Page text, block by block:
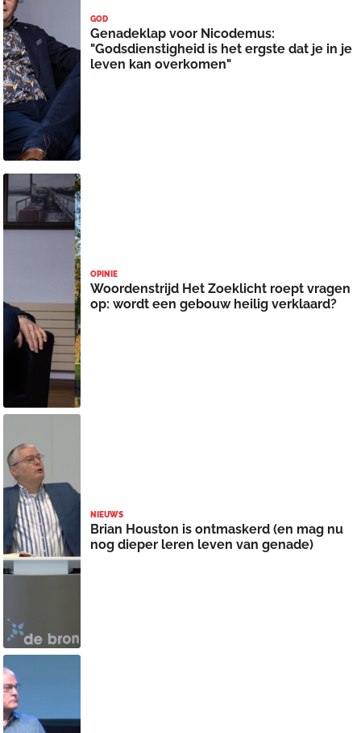
GOD
Genadeklap voor Nicodemus:
"Godsdienstigheid is het ergste dat je in je
leven kan overkomen"
OPINIE
Woordenstrijd Het Zoeklicht roept vragen
op: wordt een gebouw heilig verklaard?
NIEUWS
Brian Houston is ontmaskerd (en mag nu
nog dieper leren leven van genade)